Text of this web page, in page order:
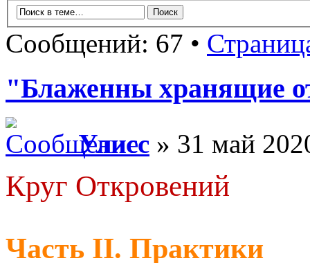
Сообщений: 67 •
"Блаженны хранящие
Улисс » 31 май
Круг Откровений
Часть II. Практики